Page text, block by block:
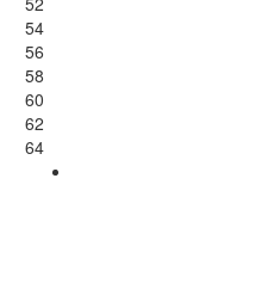
54
56
58
60
62
64